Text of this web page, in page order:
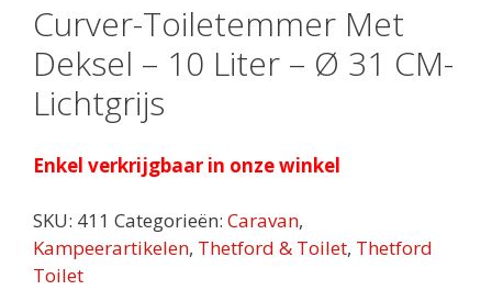
Curver-Toiletemmer Met
Deksel – 10 Liter – Ø 31 CM-
Lichtgrijs
Enkel verkrijgbaar in onze winkel
SKU: 411 Categorieën: Caravan,
Kampeerartikelen, Thetford & Toilet, Thetford
Toilet